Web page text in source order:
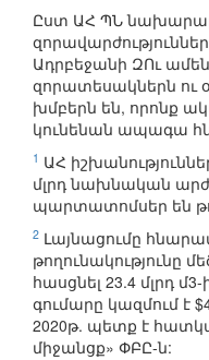
Ըստ ԱՀ ՊՆ
Ադրբեջանի ԶՈւ
զորատեսակներն
խմբերն են, որոնք
կունենան ապագա
1 ԱՀ
մլրդ նախնական
պարտատոմսեր են
2 Լայնացումը
թողունակությունը
հասցնել 23.4 մլրդ
գումարը կազմում է
2020թ. պետք է
միջանցք» ՓԲԸ-ն: